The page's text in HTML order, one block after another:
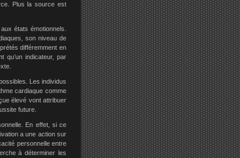
Plus la source est
états émotionnels.
son niveau de
différemment en
qu’un indicateur, par
Les individus
cardiaque comme
élevé vont attribuer
future.
En effet, si ce
a une action sur
personnelle entre
à déterminer les